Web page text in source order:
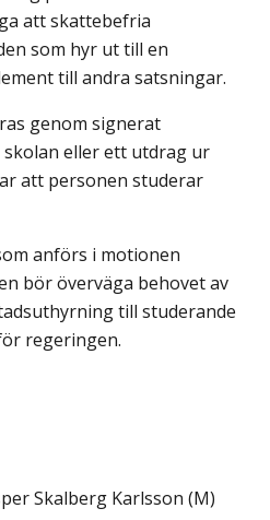
att skattebefria
som hyr ut till en
till andra satsningar.
genom signerat
eller ett utdrag ur
att personen studerar
anförs i motionen
bör överväga behovet av
till studerande
regeringen.
Skalberg Karlsson (M)